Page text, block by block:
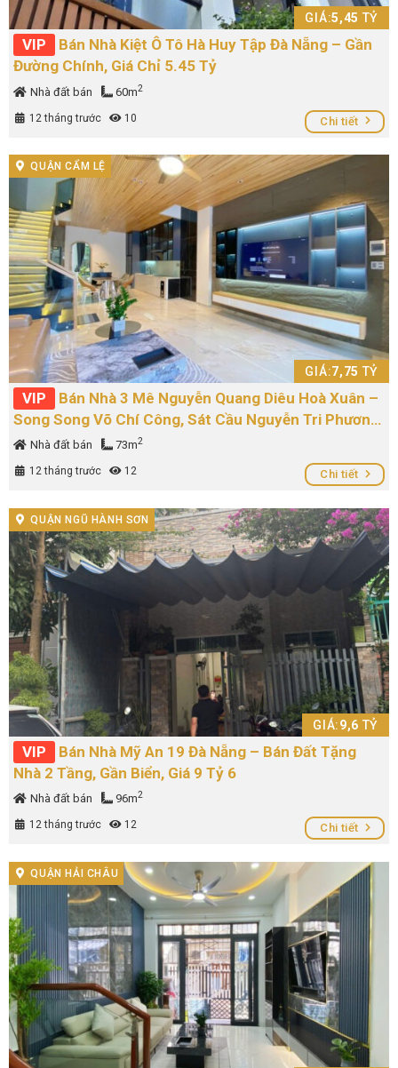
GIÁ:5,45 TỶ
VIP
Bán Nhà Kiệt Ô Tô Hà Huy Tập Đà Nẵng – Gần
Đường Chính, Giá Chỉ 5.45 Tỷ
Nhà đất bán 60m2
12 tháng trước 10 Chi tiết
QUẬN CẨM LỆ
GIÁ:7,75 TỶ
VIP
Bán Nhà 3 Mê Nguyễn Quang Diêu Hoà Xuân –
Song Song Võ Chí Công, Sát Cầu Nguyễn Tri Phương,
Giá 7,75 Tỷ
Nhà đất bán 73m2
12 tháng trước 12 Chi tiết
QUẬN NGŨ HÀNH SƠN
GIÁ:9,6 TỶ
VIP
Bán Nhà Mỹ An 19 Đà Nẵng – Bán Đất Tặng
Nhà 2 Tầng, Gần Biển, Giá 9 Tỷ 6
Nhà đất bán 96m2
12 tháng trước 12 Chi tiết
QUẬN HẢI CHÂU